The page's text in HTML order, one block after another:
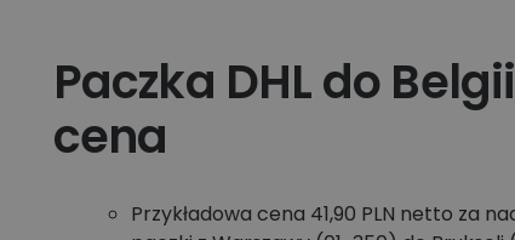
Paczka DHL do
cena
Przykładowa cena 41,90 PLN netto za